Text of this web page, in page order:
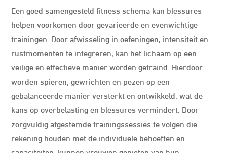
Een goed samengesteld fitness schema kan blessures
helpen voorkomen door gevarieerde en evenwichtige
trainingen. Door afwisseling in oefeningen, intensiteit en
rustmomenten te integreren, kan het lichaam op een
veilige en effectieve manier worden getraind. Hierdoor
worden spieren, gewrichten en pezen op een
gebalanceerde manier versterkt en ontwikkeld, wat de
kans op overbelasting en blessures vermindert. Door
zorgvuldig afgestemde trainingssessies te volgen die
rekening houden met de individuele behoeften en